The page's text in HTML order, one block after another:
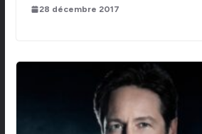
28 décembre 2017